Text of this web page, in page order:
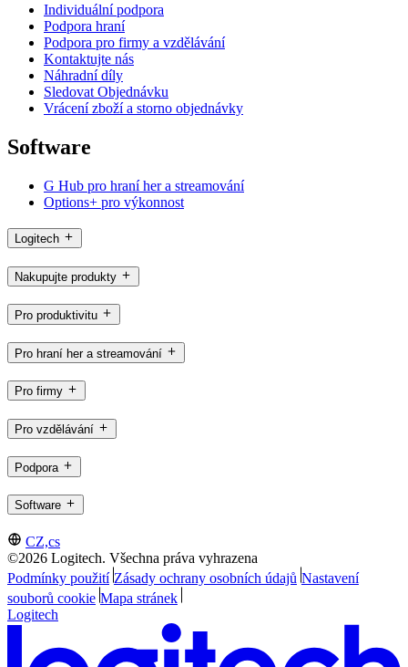
Individuální podpora
Podpora hraní
Podpora pro firmy a vzdělávání
Kontaktujte nás
Náhradní díly
Sledovat Objednávku
Vrácení zboží a storno objednávky
Software
G Hub pro hraní her a streamování
Options+ pro výkonnost
Logitech
Nakupujte produkty
Pro produktivitu
Pro hraní her a streamování
Pro firmy
Pro vzdělávání
Podpora
Software
CZ,cs
©2026 Logitech. Všechna práva vyhrazena
Podmínky použití Zásady ochrany osobních údajů Nastavení
souborů cookie Mapa stránek
Logitech